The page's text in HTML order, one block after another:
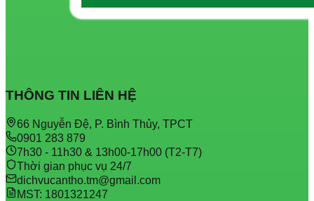
THÔNG TIN LIÊN HỆ
66 Nguyễn Đệ, P. Bình Thủy, TPCT
0901 283 879
7h30 - 11h30 & 13h00-17h00 (T2-T7)
Thời gian phục vụ 24/7
dichvucantho.tm@gmail.com
MST: 1801321247